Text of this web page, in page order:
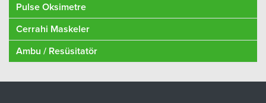
Pulse Oksimetre
Cerrahi Maskeler
Ambu / Resüsitatör